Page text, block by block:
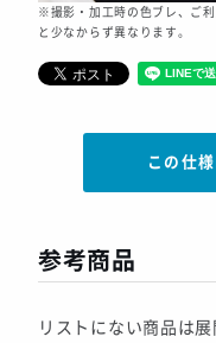
※撮影・加工時の色ブレ、ご
と少なからず異なります。
この仕
参考商品
リストにない商品は